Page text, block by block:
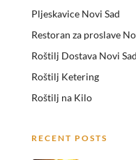
Pljeskavice Novi Sad
Restoran za proslave
Roštilj Dostava Novi Sad
Roštilj Ketering
Roštilj na Kilo
RECENT POSTS